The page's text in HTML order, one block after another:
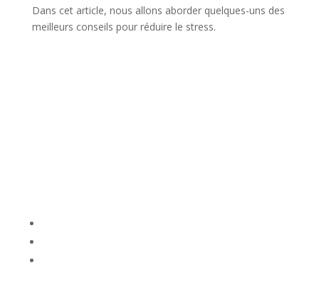
Dans cet article, nous allons aborder quelques-uns des
meilleurs conseils pour réduire le stress.